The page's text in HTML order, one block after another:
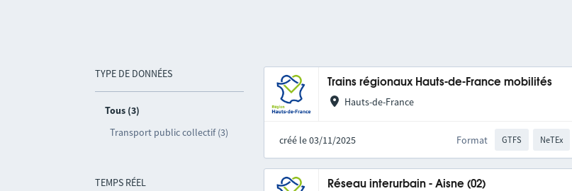
TYPE DE DONNÉES
Tous (3)
Transport public collectif (3)
TEMPS RÉEL
Trains régionaux Hauts-de-France mobilités
Hauts-de-France
créé le 03/11/2025 Format GTFS NeTEx
Réseau interurbain - Aisne (02)